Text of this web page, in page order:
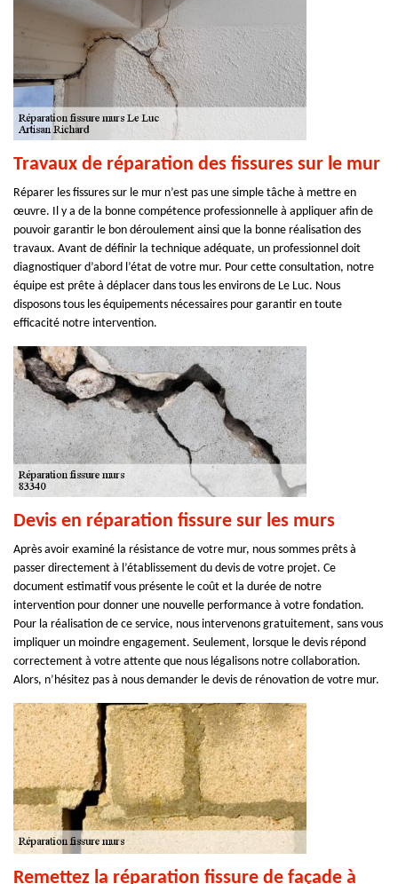
Travaux de réparation des fissures sur le mur
Réparer les fissures sur le mur n’est pas une simple tâche à mettre en
œuvre. Il y a de la bonne compétence professionnelle à appliquer afin de
pouvoir garantir le bon déroulement ainsi que la bonne réalisation des
travaux. Avant de définir la technique adéquate, un professionnel doit
diagnostiquer d’abord l’état de votre mur. Pour cette consultation, notre
équipe est prête à déplacer dans tous les environs de Le Luc. Nous
disposons tous les équipements nécessaires pour garantir en toute
efficacité notre intervention.
Devis en réparation fissure sur les murs
Après avoir examiné la résistance de votre mur, nous sommes prêts à
passer directement à l’établissement du devis de votre projet. Ce
document estimatif vous présente le coût et la durée de notre
intervention pour donner une nouvelle performance à votre fondation.
Pour la réalisation de ce service, nous intervenons gratuitement, sans vous
impliquer un moindre engagement. Seulement, lorsque le devis répond
correctement à votre attente que nous légalisons notre collaboration.
Alors, n’hésitez pas à nous demander le devis de rénovation de votre mur.
Remettez la réparation fissure de façade à